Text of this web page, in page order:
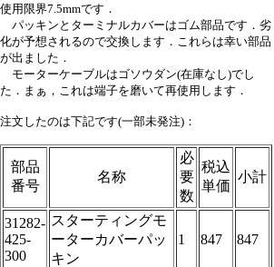
使用限界7.5mmです．
パッキンとターミナルカバーはゴム部品です．劣
化が予想されるので交換します．これらは幸い部品
が出ました．
モーターケーブルはゴソウダン(在庫なし)でし
た．まぁ，これは端子を磨いて再使用します．
注文したのは下記です(一部未発注)：
部品
番号
名称
必
要
数
税込
単価
小計
31282-
425-
300
スターティングモ
ーターカバーパッ
キン
1 847 847